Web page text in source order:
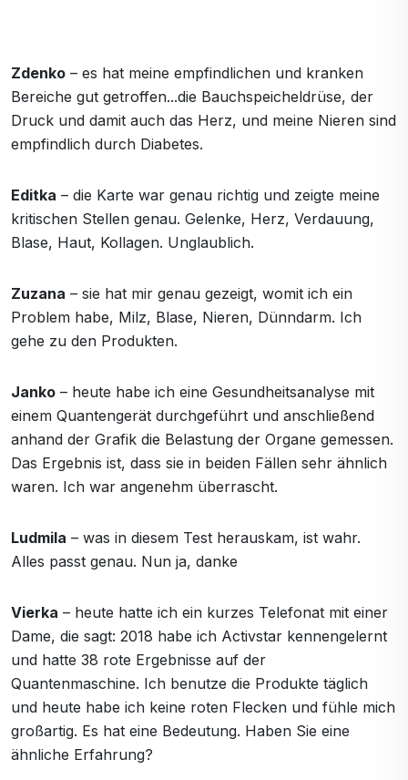
Zdenko – es hat meine empfindlichen und kranken
Bereiche gut getroffen...die Bauchspeicheldrüse, der
Druck und damit auch das Herz, und meine Nieren sind
empfindlich durch Diabetes.
Editka – die Karte war genau richtig und zeigte meine
kritischen Stellen genau. Gelenke, Herz, Verdauung,
Blase, Haut, Kollagen. Unglaublich.
Zuzana – sie hat mir genau gezeigt, womit ich ein
Problem habe, Milz, Blase, Nieren, Dünndarm. Ich
gehe zu den Produkten.
Janko – heute habe ich eine Gesundheitsanalyse mit
einem Quantengerät durchgeführt und anschließend
anhand der Grafik die Belastung der Organe gemessen.
Das Ergebnis ist, dass sie in beiden Fällen sehr ähnlich
waren. Ich war angenehm überrascht.
Ludmila – was in diesem Test herauskam, ist wahr.
Alles passt genau. Nun ja, danke
Vierka – heute hatte ich ein kurzes Telefonat mit einer
Dame, die sagt: 2018 habe ich Activstar kennengelernt
und hatte 38 rote Ergebnisse auf der
Quantenmaschine. Ich benutze die Produkte täglich
und heute habe ich keine roten Flecken und fühle mich
großartig. Es hat eine Bedeutung. Haben Sie eine
ähnliche Erfahrung?